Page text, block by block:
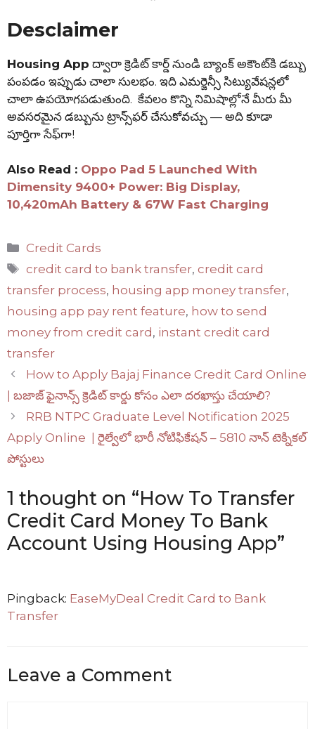
Desclaimer
Housing App ద్వారా క్రెడిట్ కార్డ్ నుండి బ్యాంక్ అకౌంట్‌కి డబ్బు
పంపడం ఇప్పుడు చాలా సులభం. ఇది ఎమర్జెన్సీ సిట్యువేషన్లలో
చాలా ఉపయోగపడుతుంది. కేవలం కొన్ని నిమిషాల్లోనే మీరు మీ
అవసరమైన డబ్బును ట్రాన్స్‌ఫర్ చేసుకోవచ్చు — అది కూడా
పూర్తిగా సేఫ్‌గా!
Also Read : Oppo Pad 5 Launched With
Dimensity 9400+ Power: Big Display,
10,420mAh Battery & 67W Fast Charging
Categories
Credit Cards
Tags
credit card to bank transfer,credit card
transfer process, housing app money transfer,
housing app pay rent feature, how to send
money from credit card , instant credit card
transfer
How to Apply Bajaj Finance Credit Card Online
| బజాజ్ ఫైనాన్స్ క్రెడిట్ కార్డు కోసం ఎలా దరఖాస్తు చేయాలి?
RRB NTPC Graduate Level Notification 2025
Apply Online | రైల్వేలో భారీ నోటిఫికేషన్ – 5810 నాన్ టెక్నికల్
పోస్టులు
1 thought on “How To Transfer
Credit Card Money To Bank
Account Using Housing App”
Pingback: EaseMyDeal Credit Card to Bank
Transfer
Leave a Comment